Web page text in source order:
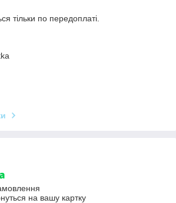
тільки по передоплаті.
на вашу картку